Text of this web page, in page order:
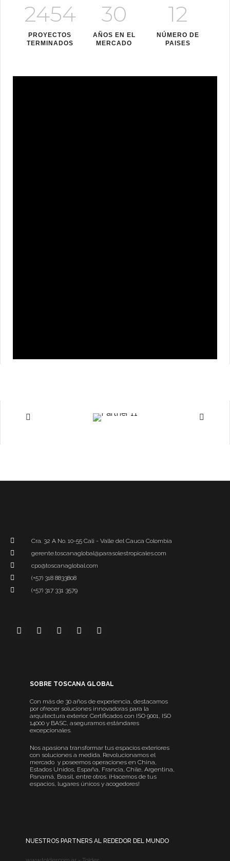
2454
PROYECTOS
TERMINADOS
30
AÑOS EN EL
MERCADO
12
NÚMERO DE
PAISES
Cra. 32 A No. 10-55 Cali - Valle del Cauca Colombia
gerente.toscanaglobal@parasolestropicales.com
cpo@toscanaglobal.com
(+57) 318 8833808
(+57) 317 331 3579
SOBRE TOSCANA GLOBAL
Con más de 30 años de experiencia, destacamos
por ofrecer soluciones innovadoras para la
arquitectura exterior. Certificados con ISO 9001, ISO
14000 y BASC, aseguramos estándares
excepcionales.
Nos apasiona transformar tus espacios exteriores
con soluciones a medida. Revolucionamos el
mercado y poseemos operaciones en China,
Estados Unidos, España, Francia, Chile, Argentina,
Panamá, Brasil, entre otros. ¡Hacemos de tus
espacios, lugares únicos y acogedores!
NUESTROS PARTNERS AL REDEDOR DEL MUNDO